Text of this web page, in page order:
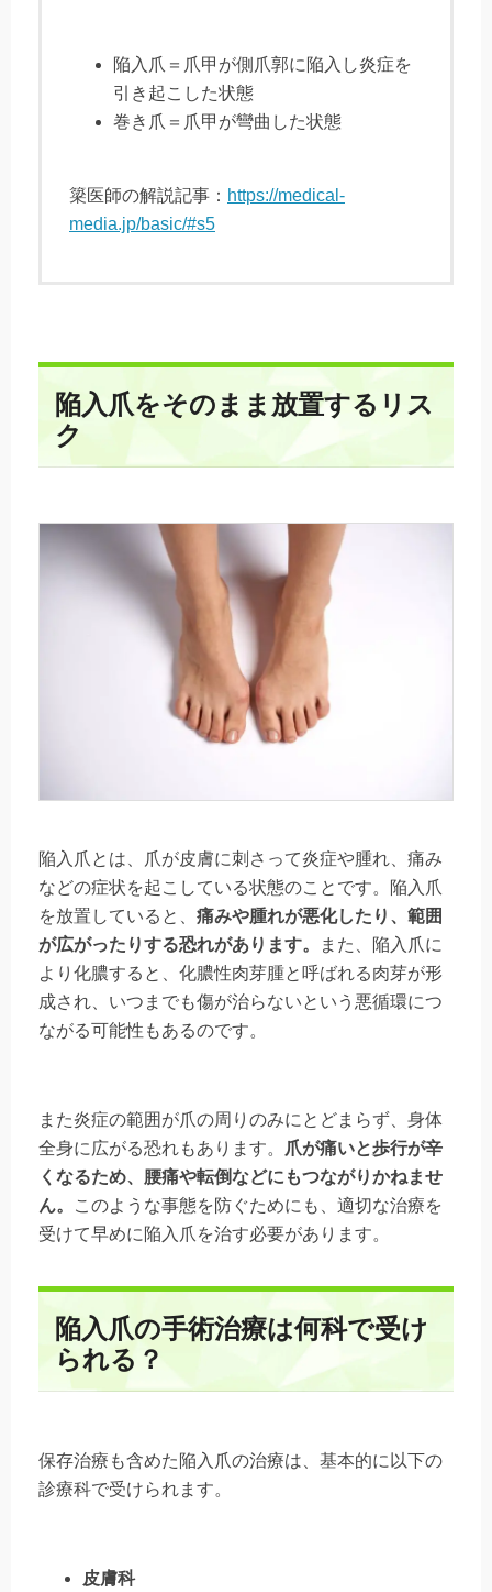
陥入爪＝爪甲が側爪郭に陥入し炎症を
引き起こした状態
巻き爪＝爪甲が彎曲した状態
簗医師の解説記事： https://medical-
media.jp/basic/#s5
陥入爪をそのまま放置するリス
ク
陥入爪とは、爪が皮膚に刺さって炎症や腫れ、痛み
などの症状を起こしている状態のことです。陥入爪
を放置していると、 痛みや腫れが悪化したり、範囲
が広がったりする恐れがあります。
また、陥入爪に
より化膿すると、化膿性肉芽腫と呼ばれる肉芽が形
成され、いつまでも傷が治らないという悪循環につ
ながる可能性もあるのです。
また炎症の範囲が爪の周りのみにとどまらず、身体
全身に広がる恐れもあります。
爪が痛いと歩行が辛
くなるため、腰痛や転倒などにもつながりかねませ
ん。
このような事態を防ぐためにも、適切な治療を
受けて早めに陥入爪を治す必要があります。
陥入爪の手術治療は何科で受け
られる？
保存治療も含めた 陥入爪の治療は、基本的に以下の
診療科で受けられます。
皮膚科